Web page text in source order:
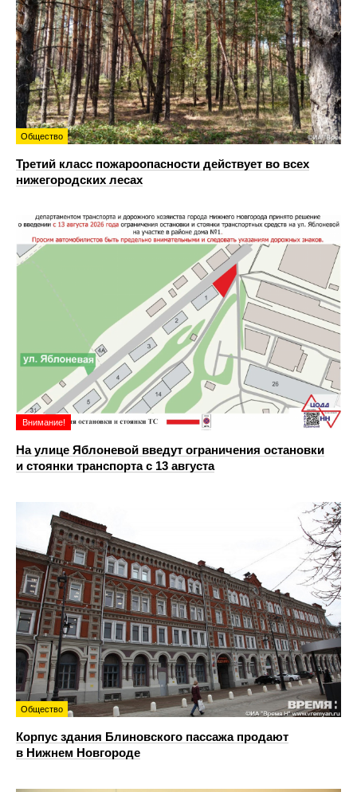
Общество
Третий класс пожароопасности действует во всех
нижегородских лесах
Внимание!
На улице Яблоневой введут ограничения остановки
и стоянки транспорта с 13 августа
Общество
Корпус здания Блиновского пассажа продают
в Нижнем Новгороде